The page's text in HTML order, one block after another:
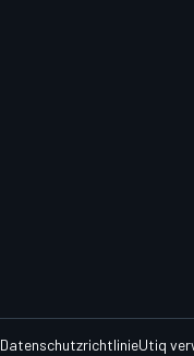
DatenschutzrichtlinieUtiq